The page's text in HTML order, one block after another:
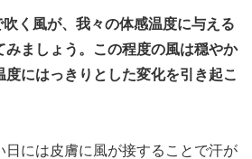
く風が、我々の体感温度に与える
みましょう。この程度の風は穏やか
にはっきりとした変化を引き起こ
日には皮膚に風が接することで汗が